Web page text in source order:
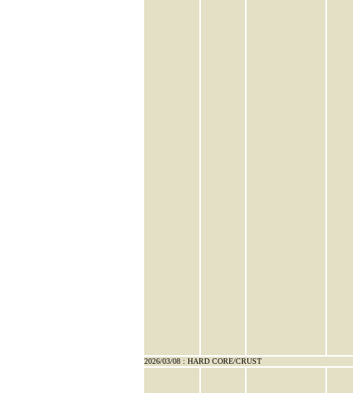
2026/03/08 : HARD CORE/CRUST